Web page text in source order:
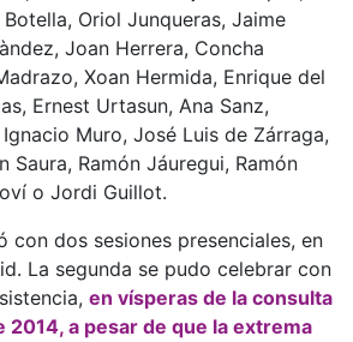
Oriol Junqueras, Jaime
Joan Herrera, Concha
Xoan Hermida, Enrique del
Ernest Urtasun, Ana Sanz,
Muro, José Luis de Zárraga,
Saura, Ramón Jáuregui, Ramón
o Jordi Guillot.
con dos sesiones presenciales, en
La segunda se pudo celebrar con
en vísperas de la consulta
2014, a pesar de que la extrema